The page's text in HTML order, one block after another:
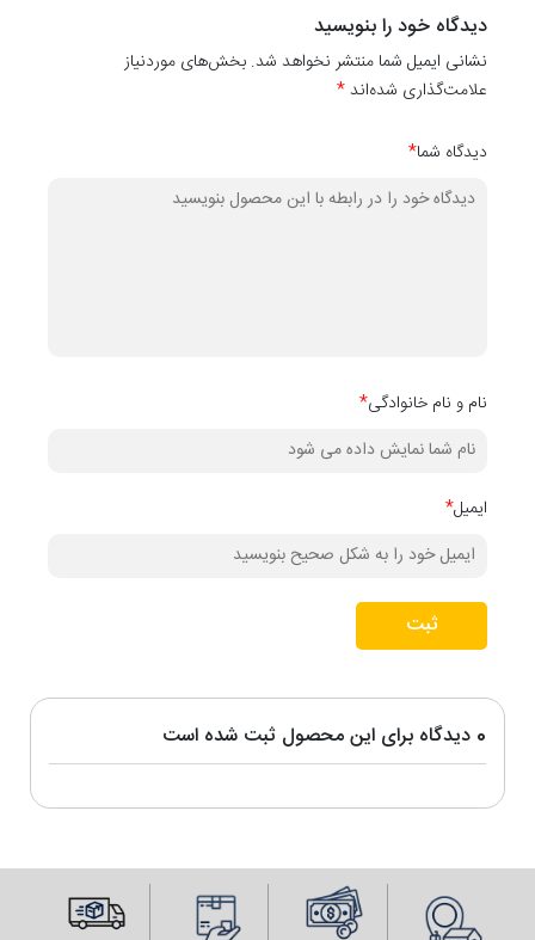
کاغذ دیواری
کدهای10037 ۱۰۰۳۸ ۱۰۰۳۹ ۱۰۰۴۰ ،۱۰۰۴۱ ۱۰۰۴۲،
0 دیدگاه برای این محصول ثبت شده است
دیدگاه خود را بنویسید
نشانی ایمیل شما منتشر نخواهد شد. بخش‌های موردنیاز
علامت‌گذاری شده‌اند*
دیدگاه شما*
نام و نام خانوادگی*
ایمیل*
ثبت